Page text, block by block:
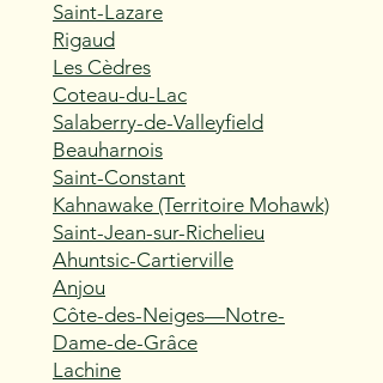
Saint-Lazare
Rigaud
Les Cèdres
Coteau-du-Lac
Salaberry-de-Valleyfield
Beauharnois
Saint-Constant
Kahnawake (Territoire Mohawk)
Saint-Jean-sur-Richelieu
Ahuntsic-Cartierville
Anjou
Côte-des-Neiges—Notre-
Dame-de-Grâce
Lachine